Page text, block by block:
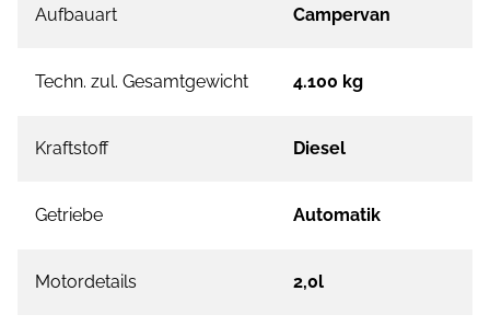
Aufbauart Campervan
Techn. zul. Gesamtgewicht 4.100 kg
Kraftstoff Diesel
Getriebe Automatik
Motordetails 2,0l